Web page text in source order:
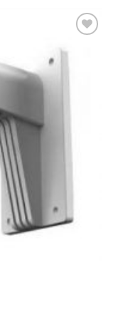
kívánságlistához